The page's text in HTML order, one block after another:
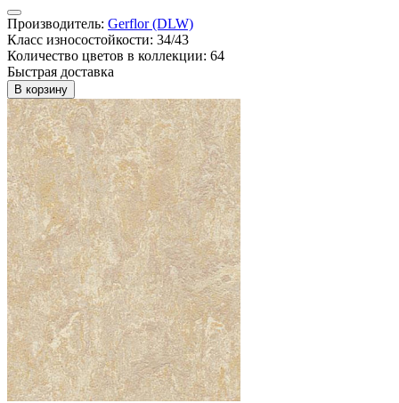
Производитель: Gerflor (DLW)
Класс износостойкости: 34/43
Количество цветов в коллекции: 64
Быстрая доставка
В корзину